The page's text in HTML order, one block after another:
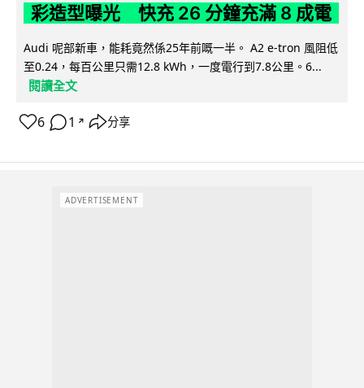
彩造型曝光 快充 26 分鐘充滿 8 成電
Audi 呢部新車，能耗竟然係25年前嘅一半。 A2 e-tron 風阻低
至0.24，每百公里只需12.8 kWh，一度電行到7.8公里。6...
閱讀全文
6 1 ↗ 分享
ADVERTISEMENT